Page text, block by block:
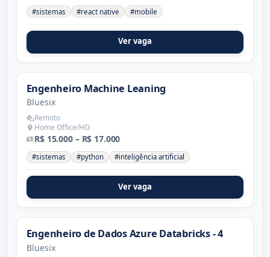
#sistemas #react native #mobile
Ver vaga
Engenheiro Machine Leaning
Bluesix
Remoto
Home Office/HO
R$ 15.000 – R$ 17.000
#sistemas #python #inteligência artificial
Ver vaga
Engenheiro de Dados Azure Databricks - 4
Bluesix